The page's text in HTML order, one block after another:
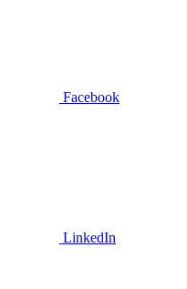
Facebook
LinkedIn